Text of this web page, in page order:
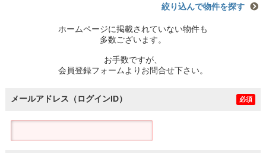
絞り込んで物件を探す
ホームページに掲載されていない物件も
多数ございます。
お手数ですが、
会員登録フォームよりお問合せ下さい。
メールアドレス（ログインID） 必須